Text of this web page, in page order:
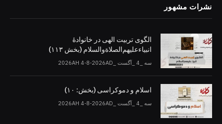
نشرات مشهور
الگوی تربیت الهی در خانوادۀ
انبیاءعلیهم‌الصلاةو‌السلام (بخش ۱۱۳)
سه _4 _آگست _2026AH 4-8-2026AD
اسلام و دموکراسی (بخش: ۱۰)
سه _4 _آگست _2026AH 4-8-2026AD